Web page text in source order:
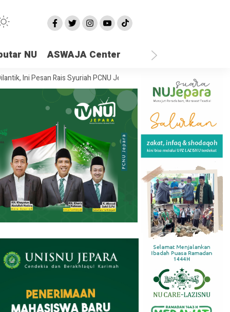
NU ASWAJA Center
Pesan Rais Syuriah PCNU Jepara Ketika Semua Sandaran